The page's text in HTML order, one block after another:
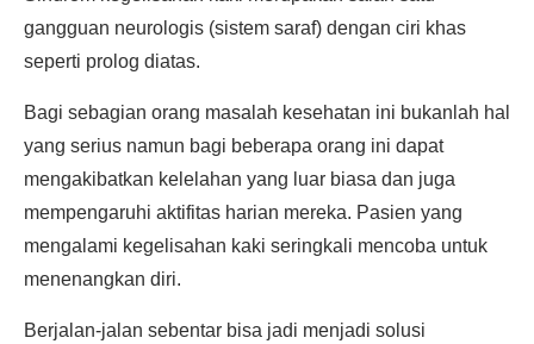
gangguan neurologis (sistem saraf) dengan ciri khas
seperti prolog diatas.
Bagi sebagian orang masalah kesehatan ini bukanlah hal
yang serius namun bagi beberapa orang ini dapat
mengakibatkan kelelahan yang luar biasa dan juga
mempengaruhi aktifitas harian mereka. Pasien yang
mengalami kegelisahan kaki seringkali mencoba untuk
menenangkan diri.
Berjalan-jalan sebentar bisa jadi menjadi solusi